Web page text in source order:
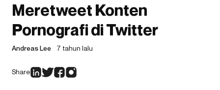
Meretweet Konten
Pornografi di Twitter
Andreas Lee 7 tahun lalu
Share